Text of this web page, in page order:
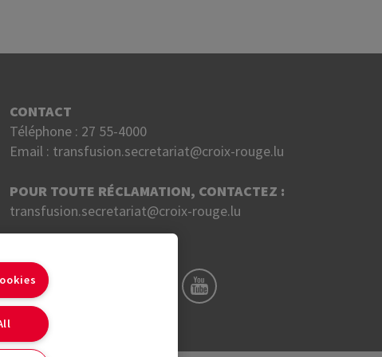
CONTACT
Téléphone : 27 55-4000
Email : transfusion.secretariat@croix-rouge.lu
POUR TOUTE RÉCLAMATION, CONTACTEZ :
transfusion.secretariat@croix-rouge.lu